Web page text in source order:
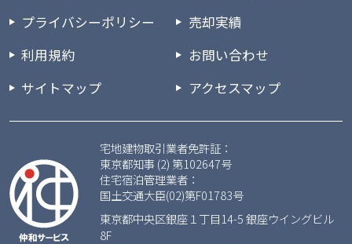
プライバシーポリシー
利用規約
サイトマップ
売却実績
お問い合わせ
アクセスマップ
宅地建物取引業者免許証：
東京都知事 (2) 第102647号
住宅宿泊管理業者：
国土交通大臣(02)第F01783号
東京都中央区銀座１丁目14-5 銀座ウイングビル
8F